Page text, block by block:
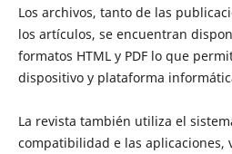
Los archivos, tanto de las
los artículos, se encuentran
formatos HTML y PDF lo que
dispositivo y plataforma
La revista también utiliza el
compatibilidad e las aplicaciones,